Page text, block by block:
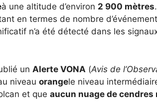
à une altitude d’environ 2 900 mètres.
en termes de nombre
n’a été détecté dans les
un Alerte VONA (Avis de
niveau orangele niveau
et que aucun nuage de cendres